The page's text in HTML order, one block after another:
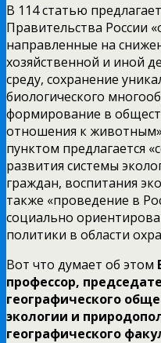
В 114 статью
Правительства России
направленные на
хозяйственной и иной
среду, сохранение
биологического
формирование в
отношения к
пунктом предлагается
развития системы
граждан, воспитания
также «проведение в
социально
политики в области
Вот что думает об этом
профессор,
географического
экологии и
географического